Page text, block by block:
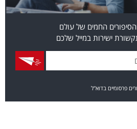
החמים של עולם
ישירות במייל שלכם
פרסומיים בדוא"ל